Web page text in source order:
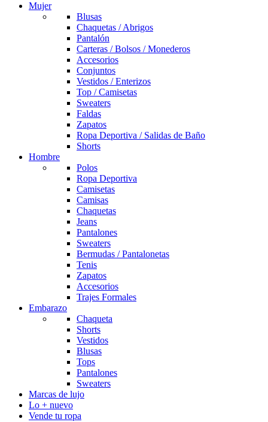
Mujer
Blusas
Chaquetas / Abrigos
Pantalón
Carteras / Bolsos / Monederos
Accesorios
Conjuntos
Vestidos / Enterizos
Top / Camisetas
Sweaters
Faldas
Zapatos
Ropa Deportiva / Salidas de Baño
Shorts
Hombre
Polos
Ropa Deportiva
Camisetas
Camisas
Chaquetas
Jeans
Pantalones
Sweaters
Bermudas / Pantalonetas
Tenis
Zapatos
Accesorios
Trajes Formales
Embarazo
Chaqueta
Shorts
Vestidos
Blusas
Tops
Pantalones
Sweaters
Marcas de lujo
Lo + nuevo
Vende tu ropa